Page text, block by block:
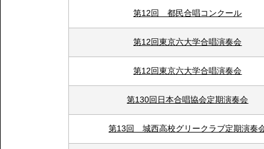
第12回 都民合唱コンクール
第12回東京六大学合唱演奏会
第12回東京六大学合唱演奏会
第130回日本合唱協会定期演奏会
第13回 城西高校グリークラブ定期演奏